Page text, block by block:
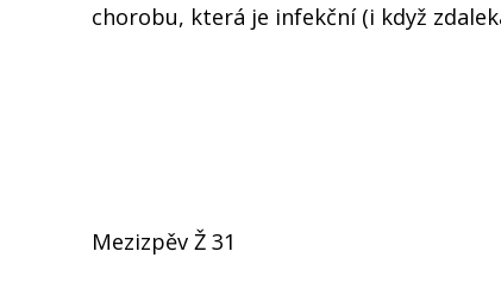
chorobu, která je infekční (i když
Mezizpěv Ž 31